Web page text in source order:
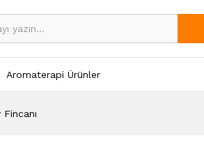
Aromaterapi Ürünler